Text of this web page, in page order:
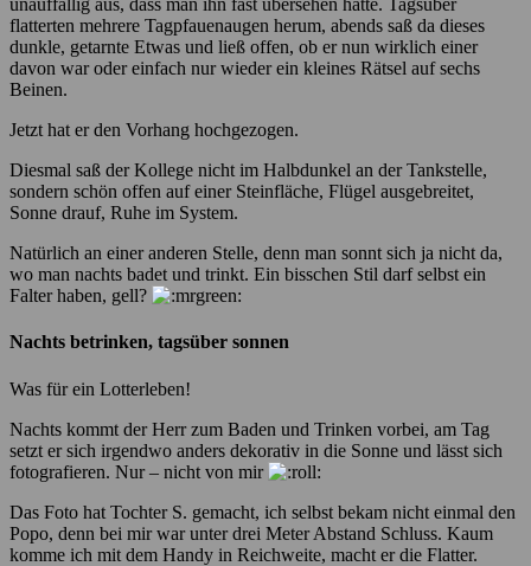
unauffällig aus, dass man ihn fast übersehen hätte. Tagsüber
flatterten mehrere Tagpfauenaugen herum, abends saß da dieses
dunkle, getarnte Etwas und ließ offen, ob er nun wirklich einer
davon war oder einfach nur wieder ein kleines Rätsel auf sechs
Beinen.
Jetzt hat er den Vorhang hochgezogen.
Diesmal saß der Kollege nicht im Halbdunkel an der Tankstelle,
sondern schön offen auf einer Steinfläche, Flügel ausgebreitet,
Sonne drauf, Ruhe im System.
Natürlich an einer anderen Stelle, denn man sonnt sich ja nicht da,
wo man nachts badet und trinkt. Ein bisschen Stil darf selbst ein
Falter haben, gell?
Nachts betrinken, tagsüber sonnen
Was für ein Lotterleben!
Nachts kommt der Herr zum Baden und Trinken vorbei, am Tag
setzt er sich irgendwo anders dekorativ in die Sonne und lässt sich
fotografieren. Nur – nicht von mir
Das Foto hat Tochter S. gemacht, ich selbst bekam nicht einmal den
Popo, denn bei mir war unter drei Meter Abstand Schluss. Kaum
komme ich mit dem Handy in Reichweite, macht er die Flatter.